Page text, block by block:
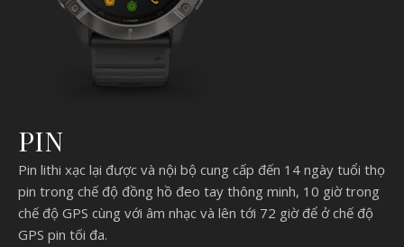
PIN
Pin lithi xạc lại được và nội bộ cung cấp đến 14 ngày tuổi thọ
pin trong chế độ đồng hồ đeo tay thông minh, 10 giờ trong
chế độ GPS cùng với âm nhạc và lên tới 72 giờ để ở chế độ
GPS pin tối đa.